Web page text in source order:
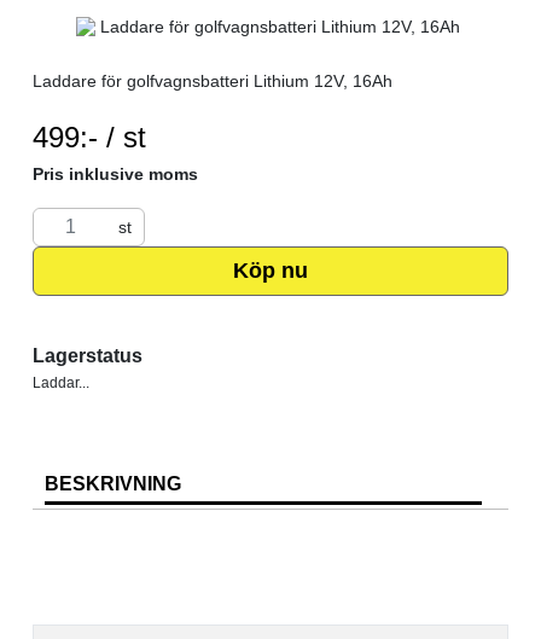
Laddare för golfvagnsbatteri Lithium 12V, 16Ah
499:- / stSEK per ST
Pris inklusive moms
st
Köp nu
Lagerstatus
Laddar...
BESKRIVNING